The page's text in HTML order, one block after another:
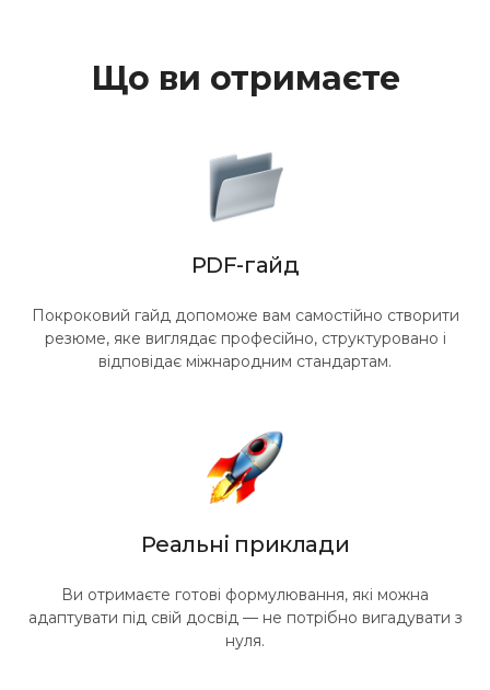
Що ви отримаєте
PDF-гайд
Покроковий гайд допоможе вам самостійно створити
резюме, яке виглядає професійно, структуровано і
відповідає міжнародним стандартам.
Реальні приклади
Ви отримаєте готові формулювання, які можна
адаптувати під свій досвід — не потрібно вигадувати з
нуля.